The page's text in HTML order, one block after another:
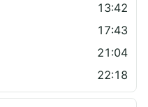
13:42
17:43
21:04
22:18